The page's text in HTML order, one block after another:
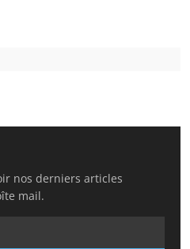
nos derniers articles
mail.